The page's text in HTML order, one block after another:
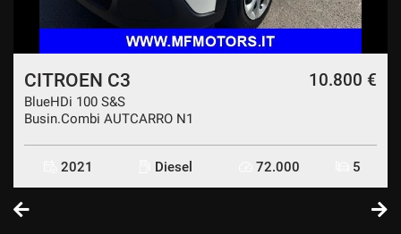
CITROEN C3
BlueHDi 100 S&S
Busin.Combi AUTCARRO N1
10.800 €
2021 Diesel 72.000 5